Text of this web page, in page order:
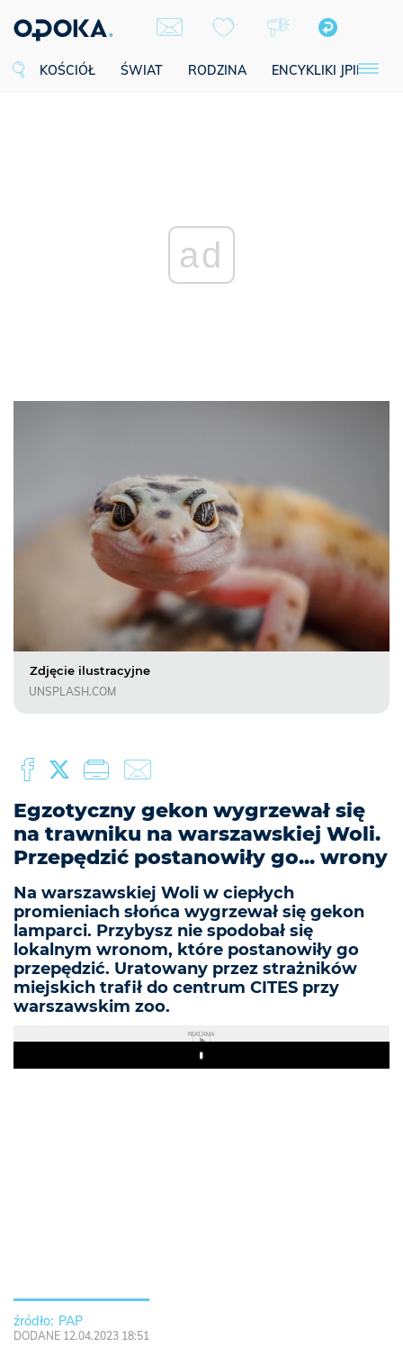
KOŚCIÓŁ ŚWIAT RODZINA ENCYKLIKI JPII
ad
Zdjęcie ilustracyjne
UNSPLASH.COM
Egzotyczny gekon wygrzewał się
na trawniku na warszawskiej Woli.
Przepędzić postanowiły go... wrony
Na warszawskiej Woli w ciepłych
promieniach słońca wygrzewał się gekon
lamparci. Przybysz nie spodobał się
lokalnym wronom, które postanowiły go
przepędzić. Uratowany przez strażników
miejskich trafił do centrum CITES przy
warszawskim zoo.
REKLAMA
Play
PAP
DODANE 12.04.2023 18:51